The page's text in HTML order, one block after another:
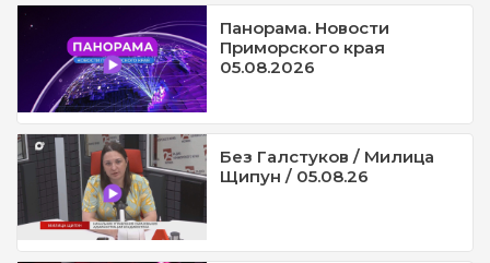
Панорама. Новости
Приморского края
05.08.2026
Без Галстуков / Милица
Щипун / 05.08.26